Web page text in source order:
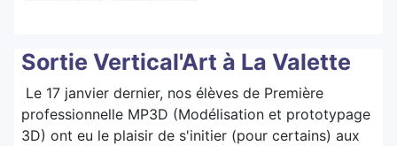
Sortie Vertical'Art à La Valette
Le 17 janvier dernier, nos élèves de Première
professionnelle MP3D (Modélisation et prototypage
3D) ont eu le plaisir de s'initier (pour certains) aux